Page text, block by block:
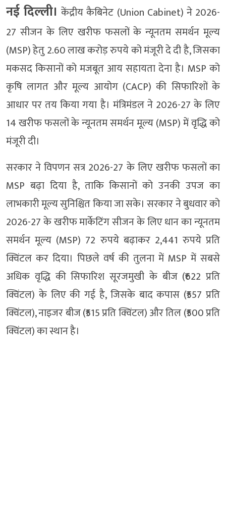
नई दिल्ली। केंद्रीय कैबिनेट (Union Cabinet) ने 2026-
27 सीजन के लिए खरीफ फसलों के न्यूनतम समर्थन मूल्य
(MSP) हेतु 2.60 लाख करोड़ रुपये को मंजूरी दे दी है, जिसका
मकसद किसानों को मजबूत आय सहायता देना है। MSP को
कृषि लागत और मूल्य आयोग (CACP) की सिफारिशों के
आधार पर तय किया गया है। मंत्रिमंडल ने 2026-27 के लिए
14 खरीफ फसलों के न्यूनतम समर्थन मूल्य (MSP) में वृद्धि को
मंजूरी दी।
सरकार ने विपणन सत्र 2026-27 के लिए खरीफ फसलों का
MSP बढ़ा दिया है, ताकि किसानों को उनकी उपज का
लाभकारी मूल्य सुनिश्चित किया जा सके। सरकार ने बुधवार को
2026-27 के खरीफ मार्केटिंग सीजन के लिए धान का न्यूनतम
समर्थन मूल्य (MSP) 72 रुपये बढ़ाकर 2,441 रुपये प्रति
क्विंटल कर दिया। पिछले वर्ष की तुलना में MSP में सबसे
अधिक वृद्धि की सिफारिश सूरजमुखी के बीज (₹622 प्रति
क्विंटल) के लिए की गई है, जिसके बाद कपास (₹557 प्रति
क्विंटल), नाइजर बीज (₹515 प्रति क्विंटल) और तिल (₹500 प्रति
क्विंटल) का स्थान है।